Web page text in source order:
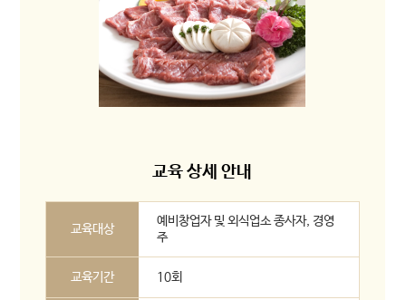
교육 상세 안내
교육대상
예비창업자 및 외식업소 종사자, 경영
주
교육기간 10회